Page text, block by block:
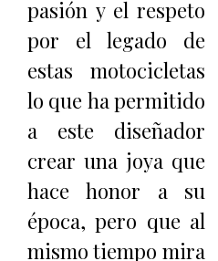
pasión y el respeto
por el legado de
estas motocicletas
lo que ha permitido
a este diseñador
crear una joya que
hace honor a su
época, pero que al
mismo tiempo mira